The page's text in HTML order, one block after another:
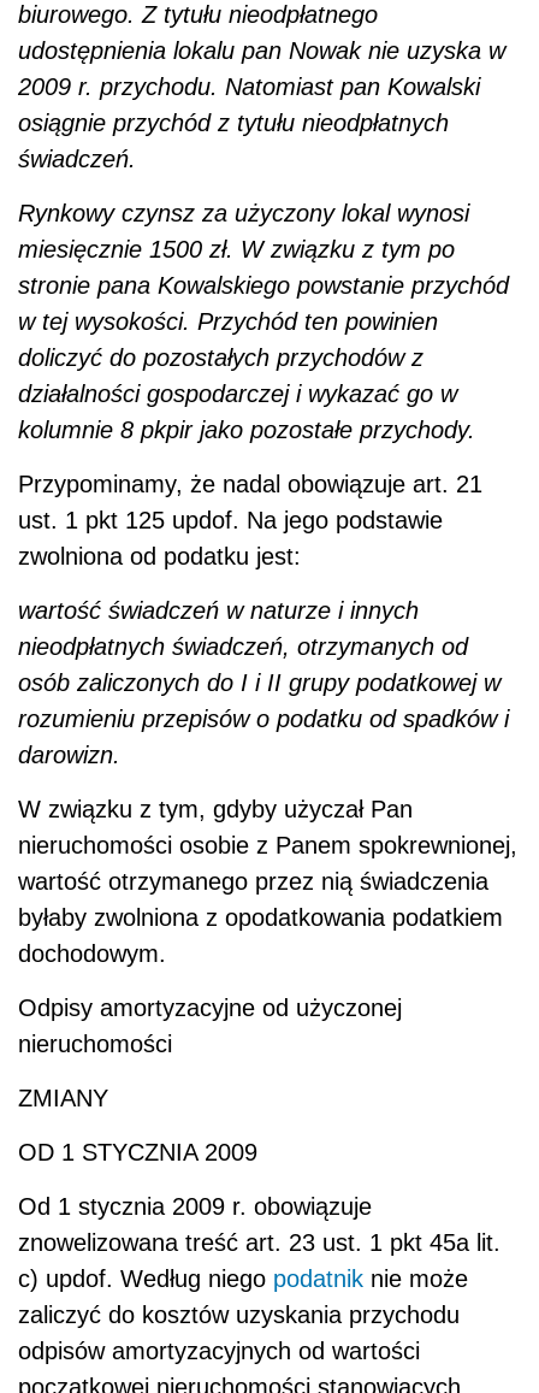
biurowego. Z tytułu nieodpłatnego
udostępnienia lokalu pan Nowak nie uzyska w
2009 r. przychodu. Natomiast pan Kowalski
osiągnie przychód z tytułu nieodpłatnych
świadczeń.
Rynkowy czynsz za użyczony lokal wynosi
miesięcznie 1500 zł. W związku z tym po
stronie pana Kowalskiego powstanie przychód
w tej wysokości. Przychód ten powinien
doliczyć do pozostałych przychodów z
działalności gospodarczej i wykazać go w
kolumnie 8 pkpir jako pozostałe przychody.
Przypominamy, że nadal obowiązuje art. 21
ust. 1 pkt 125 updof. Na jego podstawie
zwolniona od podatku jest:
wartość świadczeń w naturze i innych
nieodpłatnych świadczeń, otrzymanych od
osób zaliczonych do I i II grupy podatkowej w
rozumieniu przepisów o podatku od spadków i
darowizn.
W związku z tym, gdyby użyczał Pan
nieruchomości osobie z Panem spokrewnionej,
wartość otrzymanego przez nią świadczenia
byłaby zwolniona z opodatkowania podatkiem
dochodowym.
Odpisy amortyzacyjne od użyczonej
nieruchomości
ZMIANY
OD 1 STYCZNIA 2009
Od 1 stycznia 2009 r. obowiązuje
znowelizowana treść art. 23 ust. 1 pkt 45a lit.
c) updof. Według niego podatnik nie może
zaliczyć do kosztów uzyskania przychodu
odpisów amortyzacyjnych od wartości
początkowej nieruchomości stanowiących